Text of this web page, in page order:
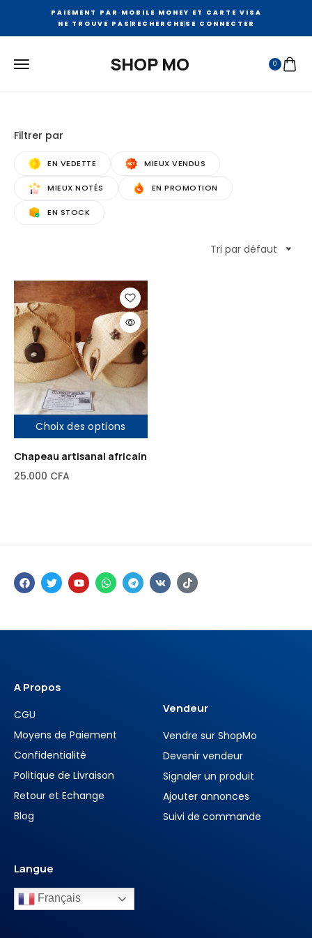
PAIEMENT PAR MOBILE MONEY ET CARTE VISA
NE TROUVE PAS RECHERCHESE CONNECTER
SHOP MO 0
Filtrer par
EN VEDETTE MIEUX VENDUS
MIEUX NOTÉS EN PROMOTION
EN STOCK
Tri par défaut
Choix des options
Chapeau artisanal africain
25.000 CFA
A Propos
CGU
Moyens de Paiement
Confidentialité
Politique de Livraison
Retour et Echange
Blog
Vendeur
Vendre sur ShopMo
Devenir vendeur
Signaler un produit
Ajouter annonces
Suivi de commande
Langue
Français